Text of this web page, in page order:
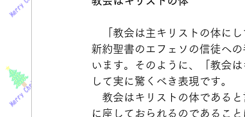
「教会は主キリストの体にし
新約聖書のエフェソの信徒へ
います。そのように、「教会
して実に驚くべき表現です。
教会はキリストの体であると
に座しておられるのであるこ